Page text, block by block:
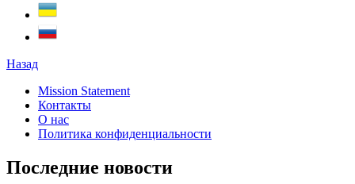
Назад
Mission Statement
Контакты
О нас
Политика конфиденциальности
Последние новости